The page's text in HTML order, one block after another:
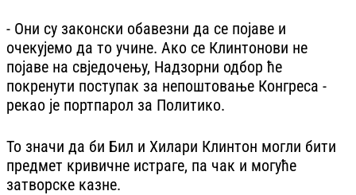
- Они су законски обавезни да се појаве и
очекујемо да то учине. Ако се Клинтонови не
појаве на свједочењу, Надзорни одбор ће
покренути поступак за непоштовање Конгреса -
рекао је портпарол за Политико.
То значи да би Бил и Хилари Клинтон могли бити
предмет кривичне истраге, па чак и могуће
затворске казне.